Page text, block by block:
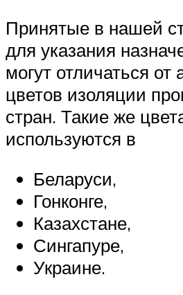
Принятые в нашей
для указания
могут отличаться от
цветов изоляции
стран. Такие же
используются в
Беларуси,
Гонконге,
Казахстане,
Сингапуре,
Украине.